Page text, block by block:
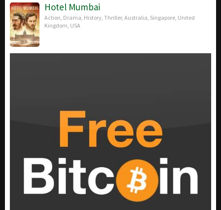
Hotel Mumbai
Action Drama History Thriller, Australia Singapore United
Kingdom USA